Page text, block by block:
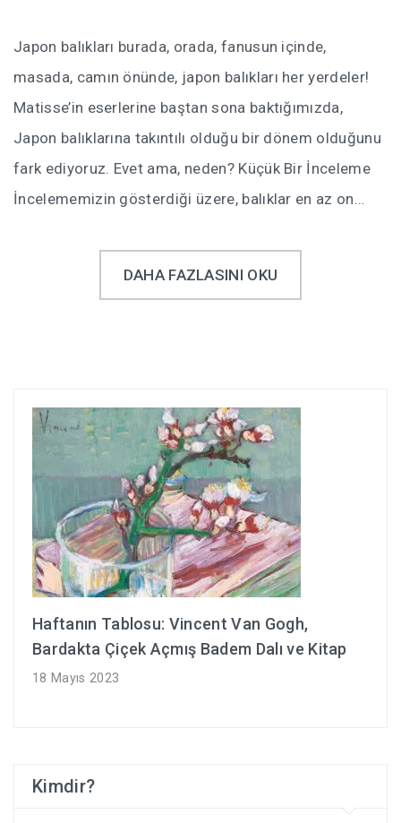
Japon balıkları burada, orada, fanusun içinde,
masada, camın önünde, japon balıkları her yerdeler!
Matisse’in eserlerine baştan sona baktığımızda,
Japon balıklarına takıntılı olduğu bir dönem olduğunu
fark ediyoruz. Evet ama, neden? Küçük Bir İnceleme
İncelememizin gösterdiği üzere, balıklar en az on…
DAHA FAZLASINI OKU
Haftanın Tablosu: Vincent Van Gogh,
Bardakta Çiçek Açmış Badem Dalı ve Kitap
18 Mayıs 2023
Kimdir?